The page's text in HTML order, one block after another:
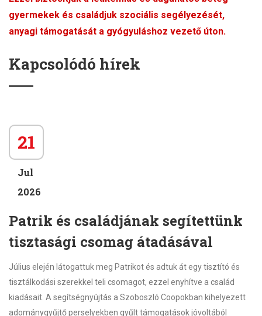
gyermekek és családjuk szociális segélyezését,
anyagi támogatását a gyógyuláshoz vezető úton.
Kapcsolódó hírek
21
Jul
2026
Patrik és családjának segítettünk
tisztasági csomag átadásával
Július elején látogattuk meg Patrikot és adtuk át egy tisztító és
tisztálkodási szerekkel teli csomagot, ezzel enyhítve a család
kiadásait. A segítségnyújtás a Szoboszló Coopokban kihelyezett
adománygyűjtő perselyekben gyűlt támogatások jóvoltából